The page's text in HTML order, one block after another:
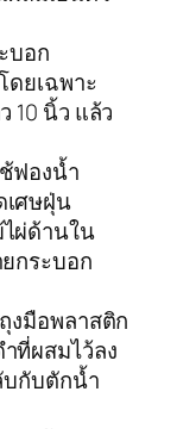
บอก
ดยเฉพาะ
10 นิ้ว แล้ว
ฟองน้ำ
เศษฝุ่น
ผ่ด้านใน
กระบอก
งมือพลาสติก
ที่ผสมไว้ลง
บกับตักน้ำ